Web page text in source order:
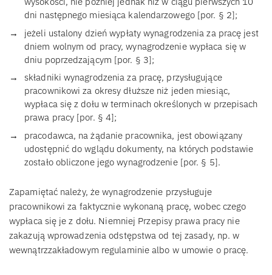
dni następnego miesiąca kalendarzowego [por. § 2];
jeżeli ustalony dzień wypłaty wynagrodzenia za pracę jest
dniem wolnym od pracy, wynagrodzenie wypłaca się w
dniu poprzedzającym [por. § 3];
składniki wynagrodzenia za pracę, przysługujące
pracownikowi za okresy dłuższe niż jeden miesiąc,
wypłaca się z dołu w terminach określonych w przepisach
prawa pracy [por. § 4];
pracodawca, na żądanie pracownika, jest obowiązany
udostępnić do wglądu dokumenty, na których podstawie
zostało obliczone jego wynagrodzenie [por. § 5].
Zapamiętać należy, że wynagrodzenie przysługuje
pracownikowi za faktycznie wykonaną pracę, wobec czego
wypłaca się je z dołu. Niemniej Przepisy prawa pracy nie
zakazują wprowadzenia odstępstwa od tej zasady, np. w
wewnątrzzakładowym regulaminie albo w umowie o pracę.